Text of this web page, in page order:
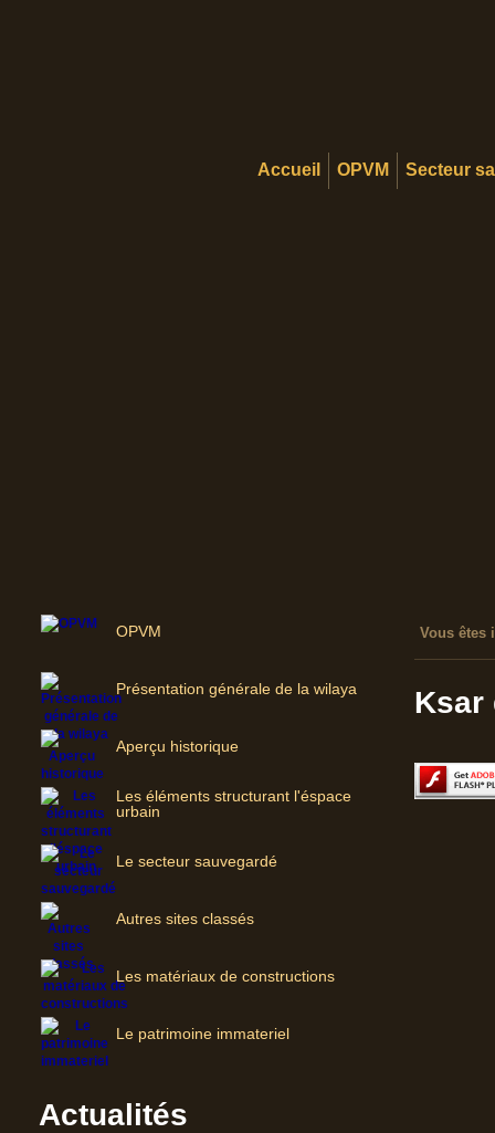
Accueil OPVM Secteur
OPVM
Présentation générale de la wilaya
Aperçu historique
Les éléments structurant l'éspace
urbain
Le secteur sauvegardé
Autres sites classés
Les matériaux de constructions
Le patrimoine immateriel
Actualités
Vous êtes
Ksar